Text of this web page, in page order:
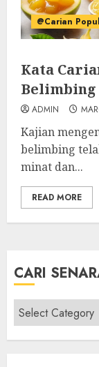
@Carian
Kata
Belimbing
ADMIN
Kajian
belimbing
minat dan...
READ MORE
CARI
Cari
Senarai
Tumbuhan